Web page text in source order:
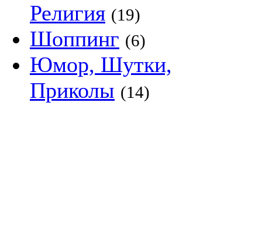
Религия (19)
Шоппинг (6)
Юмор, Шутки,
Приколы (14)